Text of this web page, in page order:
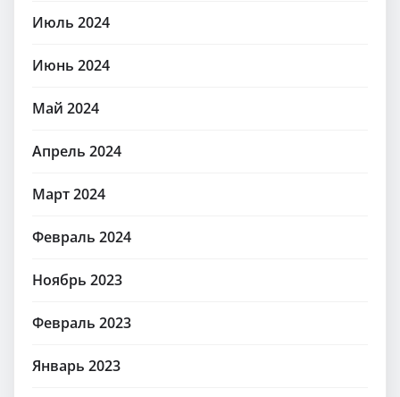
Июль 2024
Июнь 2024
Май 2024
Апрель 2024
Март 2024
Февраль 2024
Ноябрь 2023
Февраль 2023
Январь 2023